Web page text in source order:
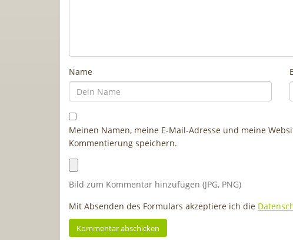
Name
Meinen Namen, meine E-Mail-Adresse und meine
Kommentierung speichern.
Bild zum Kommentar hinzufügen (JPG, PNG)
Mit Absenden des Formulars akzeptiere ich die